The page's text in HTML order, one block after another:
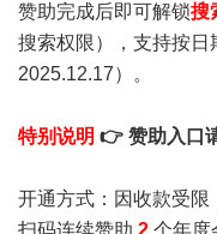
赞助完成后即可解锁搜
搜索权限），支持按日
2025.12.17）。
特别说明 👉 赞助入口
开通方式：因收款受限
扫码连续赞助 2 个年度